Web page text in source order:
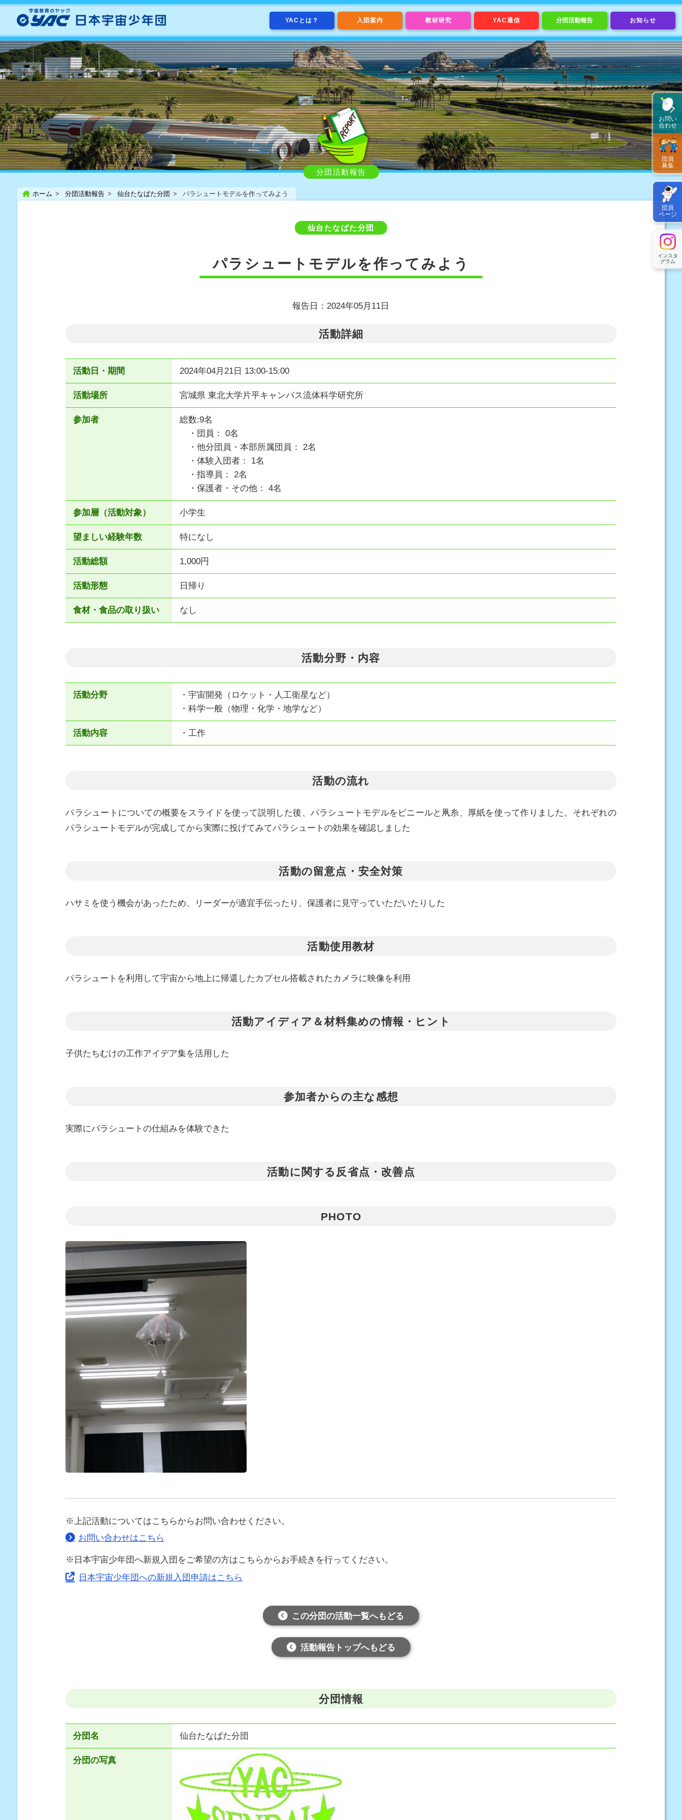
YACとは？ 入団案内 教材研究 YAC通信 分団活動報告 お知らせ
お問い
合わせ
団員
募集
団員
ページ
インスタ
グラム
分団活動報告
ホーム 分団活動報告 仙台たなばた分団 パラシュートモデルを作ってみよう
仙台たなばた分団
パラシュートモデルを作ってみよう
報告日：2024年05月11日
活動詳細
活動日・期間 2024年04月21日 13:00-15:00
活動場所 宮城県 東北大学片平キャンパス流体科学研究所
参加者
総数:9名
・団員： 0名
・他分団員・本部所属団員： 2名
・体験入団者： 1名
・指導員： 2名
・保護者・その他： 4名
参加層（活動対象） 小学生
望ましい経験年数 特になし
活動総額 1,000円
活動形態 日帰り
食材・食品の取り扱い なし
活動分野・内容
活動分野
・宇宙開発（ロケット・人工衛星など）
・科学一般（物理・化学・地学など）
活動内容 ・工作
活動の流れ
パラシュートについての概要をスライドを使って説明した後、パラシュートモデルをビニールと凧糸、厚紙を使って作りました。それぞれの
パラシュートモデルが完成してから実際に投げてみてパラシュートの効果を確認しました
活動の留意点・安全対策
ハサミを使う機会があったため、リーダーが適宜手伝ったり、保護者に見守っていただいたりした
活動使用教材
パラシュートを利用して宇宙から地上に帰還したカプセル搭載されたカメラに映像を利用
活動アイディア＆材料集めの情報・ヒント
子供たちむけの工作アイデア集を活用した
参加者からの主な感想
実際にパラシュートの仕組みを体験できた
活動に関する反省点・改善点
PHOTO
※上記活動についてはこちらからお問い合わせください。
お問い合わせはこちら
※日本宇宙少年団へ新規入団をご希望の方はこちらからお手続きを行ってください。
日本宇宙少年団への新規入団申請はこちら
この分団の活動一覧へもどる
活動報告トップへもどる
分団情報
分団名 仙台たなばた分団
分団の写真